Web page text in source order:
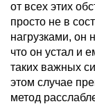
от всех этих
просто не в
нагрузками, он
что он устал и
таких важных
этом случае
метод